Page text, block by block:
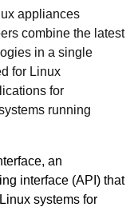
appliances
combine the latest
in a single
for Linux
for
running
an
interface (API) that
systems for